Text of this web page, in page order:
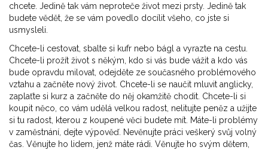
chcete. Jedině tak vám neproteče život mezi prsty. Jedině tak
budete vědět, že se vám povedlo docílit všeho, co jste si
usmysleli.
Chcete-li cestovat, sbalte si kufr nebo bágl a vyrazte na cestu.
Chcete-li prožít život s někým, kdo si vás bude vážit a kdo vás
bude opravdu milovat, odejděte ze současného problémového
vztahu a začněte nový život. Chcete-li se naučit mluvit anglicky,
zaplaťte si kurz a začněte do něj okamžitě chodit. Chcete-li si
koupit něco, co vám udělá velkou radost, nelitujte peněz a užijte
si tu radost, kterou z koupené věci budete mít. Máte-li problémy
v zaměstnání, dejte výpověď. Nevěnujte práci veškerý svůj volný
čas. Věnujte ho lidem, jenž máte rádi. Věnujte ho svým dětem,